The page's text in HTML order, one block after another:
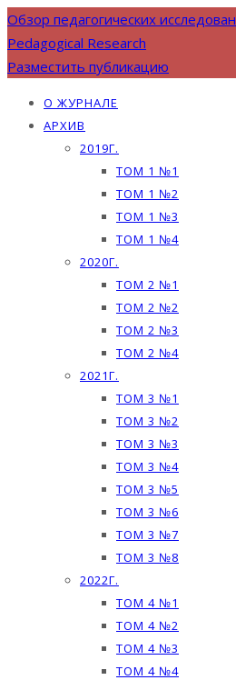
Обзор педагогических
Pedagogical Research
Разместить публикацию
О ЖУРНАЛЕ
АРХИВ
2019Г.
ТОМ 1 №1
ТОМ 1 №2
ТОМ 1 №3
ТОМ 1 №4
2020Г.
ТОМ 2 №1
ТОМ 2 №2
ТОМ 2 №3
ТОМ 2 №4
2021Г.
ТОМ 3 №1
ТОМ 3 №2
ТОМ 3 №3
ТОМ 3 №4
ТОМ 3 №5
ТОМ 3 №6
ТОМ 3 №7
ТОМ 3 №8
2022Г.
ТОМ 4 №1
ТОМ 4 №2
ТОМ 4 №3
ТОМ 4 №4